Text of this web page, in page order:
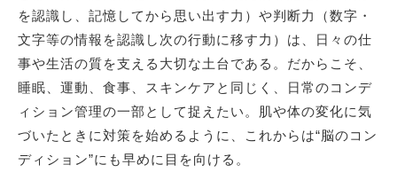
を認識し、記憶してから思い出す力）や判断力（数字・
文字等の情報を認識し次の行動に移す力）は、日々の仕
事や生活の質を支える大切な土台である。だからこそ、
睡眠、運動、食事、スキンケアと同じく、日常のコンデ
ィション管理の一部として捉えたい。肌や体の変化に気
づいたときに対策を始めるように、これからは“脳のコン
ディション”にも早めに目を向ける。